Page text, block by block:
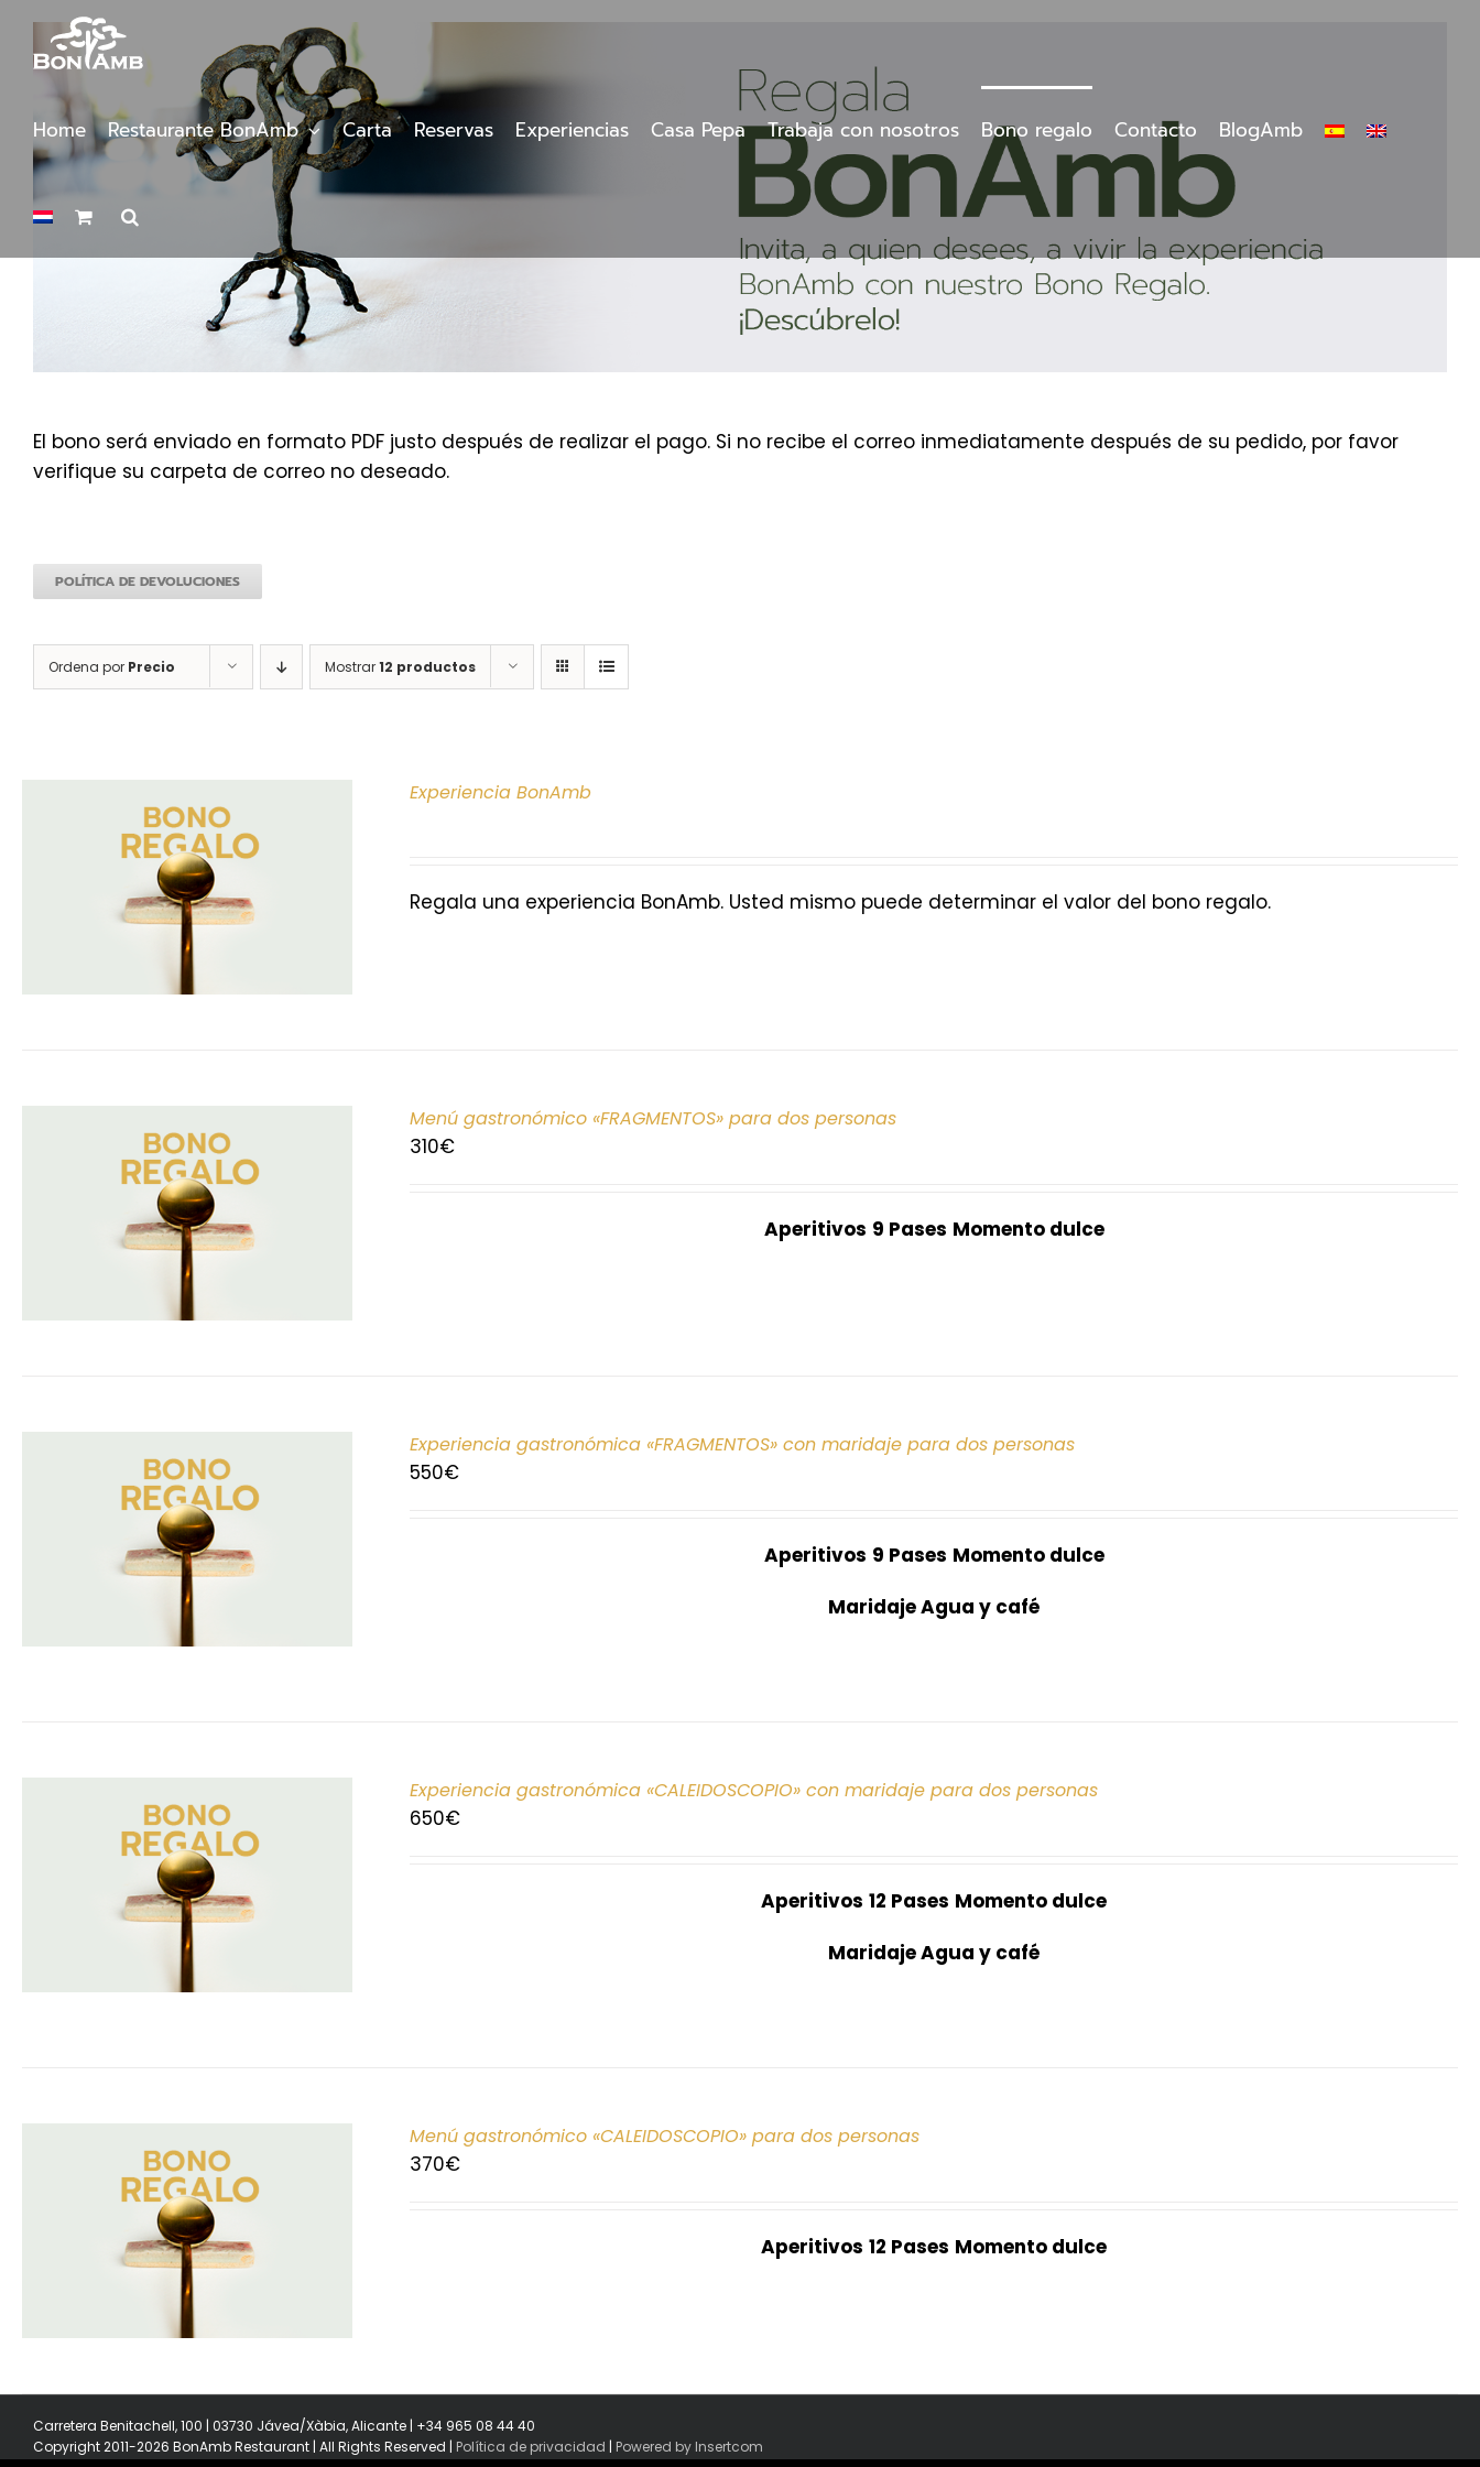
contenido
Home Restaurante BonAmb Carta Reservas Experiencias Casa Pepa Trabaja con nosotros Bono regalo Contacto BlogAmb
El bono será enviado en formato PDF justo después de realizar el pago. Si no recibe el correo inmediatamente después de su pedido, por favor
verifique su carpeta de correo no deseado.
POLÍTICA DE DEVOLUCIONES
Ordena por Precio Mostrar12 productos
Experiencia BonAmb
Regala una experiencia BonAmb. Usted mismo puede determinar el valor del bono regalo.
Menú gastronómico «FRAGMENTOS» para dos personas
310€
Aperitivos 9 Pases Momento dulce
Experiencia gastronómica «FRAGMENTOS» con maridaje para dos personas
550€
Aperitivos 9 Pases Momento dulce
Maridaje Agua y café
Experiencia gastronómica «CALEIDOSCOPIO» con maridaje para dos personas
650€
Aperitivos 12 Pases Momento dulce
Maridaje Agua y café
Menú gastronómico «CALEIDOSCOPIO» para dos personas
370€
Aperitivos 12 Pases Momento dulce
Carretera Benitachell, 100 | 03730 Jávea/Xàbia, Alicante | +34 965 08 44 40
Copyright 2011-2026 BonAmb Restaurant | All Rights Reserved | Política de privacidad | Powered by Insertcom